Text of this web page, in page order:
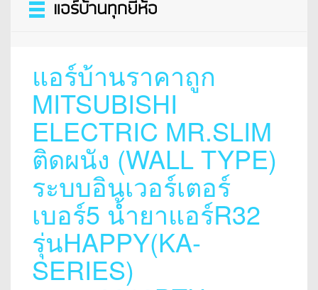
Toggle
navigation
แอร์บ้านราคาถูก
MITSUBISHI
ELECTRIC MR.SLIM
ติดผนัง (WALL TYPE)
ระบบอินเวอร์เตอร์
เบอร์5 น้ำยาแอร์R32
รุ่นHAPPY(KA-
SERIES)